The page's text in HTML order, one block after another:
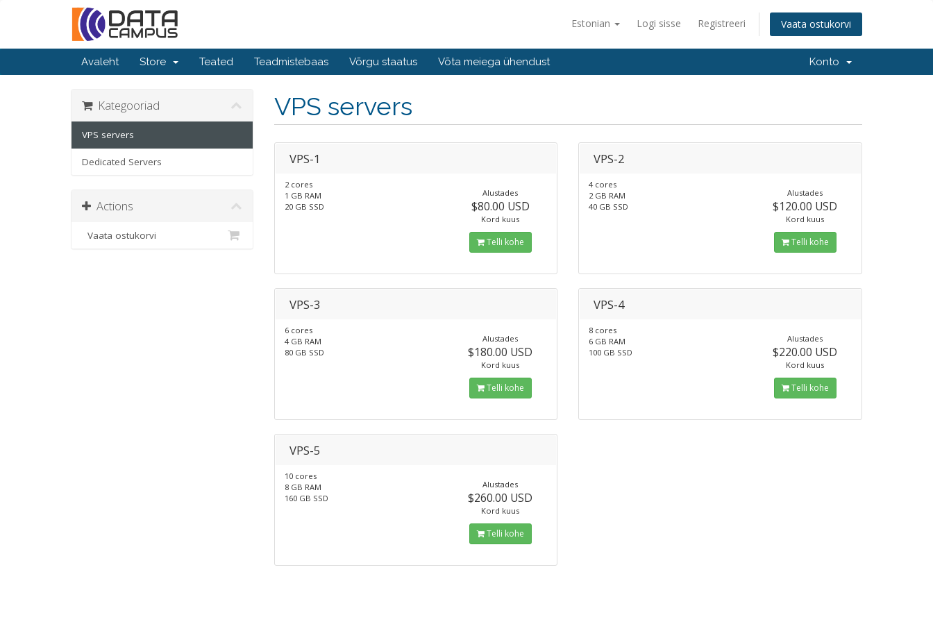
Estonian Logi sisse Registreeri Vaata ostukorvi
Avaleht Store Teated Teadmistebaas Võrgu staatus Võta meiega ühendust Konto
VPS servers
Kategooriad
VPS servers
Dedicated Servers
Actions
Vaata ostukorvi
VPS-1
2 cores
1 GB RAM
20 GB SSD
Alustades
$80.00 USD
Kord kuus
Telli kohe
VPS-2
4 cores
2 GB RAM
40 GB SSD
Alustades
$120.00 USD
Kord kuus
Telli kohe
VPS-3
6 cores
4 GB RAM
80 GB SSD
Alustades
$180.00 USD
Kord kuus
Telli kohe
VPS-4
8 cores
6 GB RAM
100 GB SSD
Alustades
$220.00 USD
Kord kuus
Telli kohe
VPS-5
10 cores
8 GB RAM
160 GB SSD
Alustades
$260.00 USD
Kord kuus
Telli kohe